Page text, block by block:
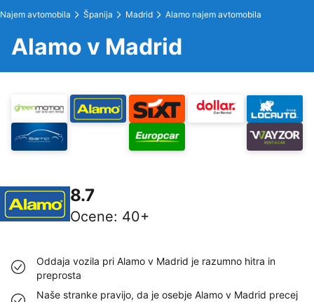
Najem avtomobila Španija Madrid Alamo najem avtomobila
Alamo v Madrid
8.7
Ocene: 40+
Oddaja vozila pri Alamo v Madrid je razumno hitra in
preprosta
Naše stranke pravijo, da je osebje Alamo v Madrid precej